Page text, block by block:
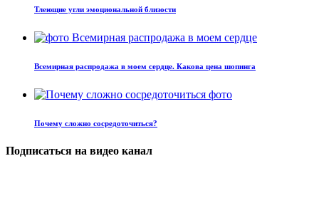
Тлеющие угли эмоциональной близости
Всемирная распродажа в моем сердце. Какова цена шопинга
Почему сложно сосредоточиться?
Подписаться на видео канал